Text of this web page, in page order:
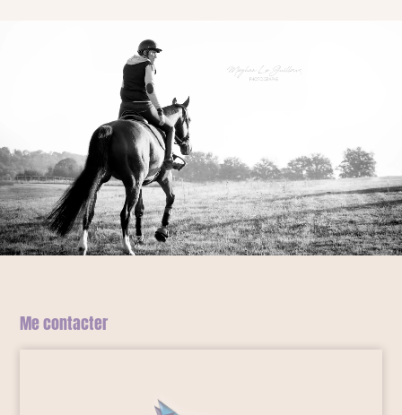
Me contacter